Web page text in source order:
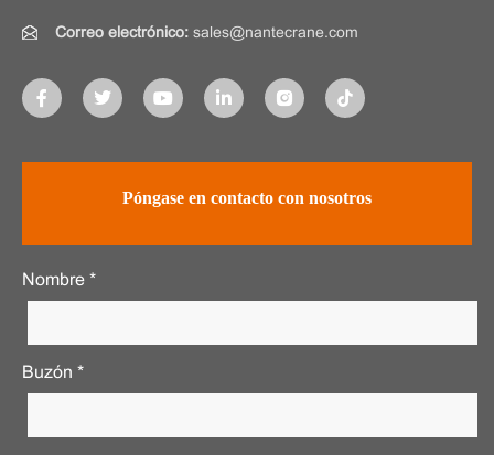
Correo electrónico: sales@nantecrane.com
Póngase en contacto con nosotros
Nombre *
Buzón *